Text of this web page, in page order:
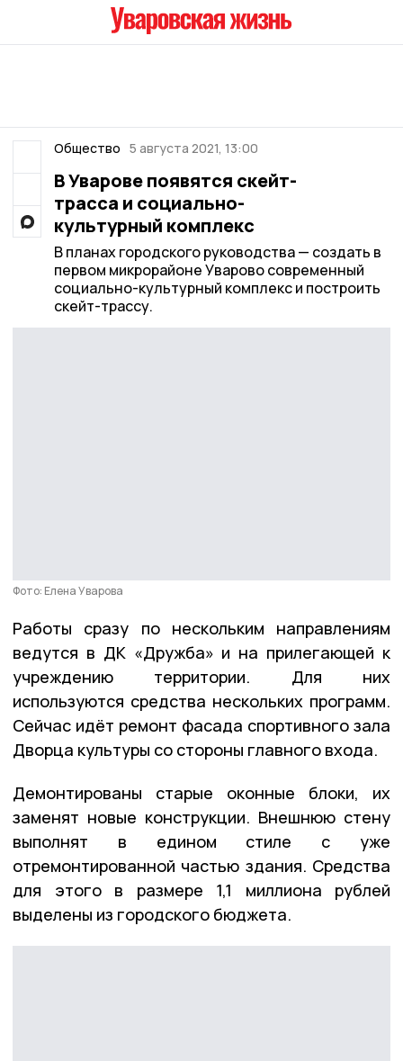
Общество 5 августа 2021, 13:00
В Уварове появятся скейт-
трасса и социально-
культурный комплекс
В планах городского руководства — создать в
первом микрорайоне Уварово современный
социально-культурный комплекс и построить
скейт-трассу.
Фото: Елена Уварова
Работы сразу по нескольким направлениям
ведутся в ДК «Дружба» и на прилегающей к
учреждению территории. Для них
используются средства нескольких программ.
Сейчас идёт ремонт фасада спортивного зала
Дворца культуры со стороны главного входа.
Демонтированы старые оконные блоки, их
заменят новые конструкции. Внешнюю стену
выполнят в едином стиле с уже
отремонтированной частью здания. Средства
для этого в размере 1,1 миллиона рублей
выделены из городского бюджета.